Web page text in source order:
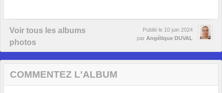
Voir tous les albums
photos
Publié le 10 juin 2024
par Angélique DUVAL
COMMENTEZ L'ALBUM